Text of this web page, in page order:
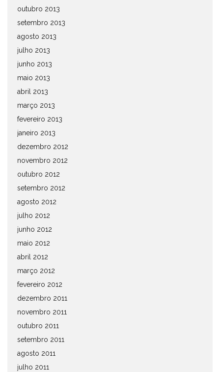
outubro 2013
setembro 2013
agosto 2013
julho 2013
junho 2013
maio 2013
abril 2013
março 2013
fevereiro 2013
janeiro 2013
dezembro 2012
novembro 2012
outubro 2012
setembro 2012
agosto 2012
julho 2012
junho 2012
maio 2012
abril 2012
março 2012
fevereiro 2012
dezembro 2011
novembro 2011
outubro 2011
setembro 2011
agosto 2011
julho 2011